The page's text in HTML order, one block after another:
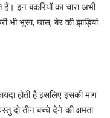
इन बकरियों का चारा अभी
भी भूसा, घास, बेर की झाड़ियां
होती है इसलिए इसकी मांग
दो तीन बच्चे देने की क्षमता